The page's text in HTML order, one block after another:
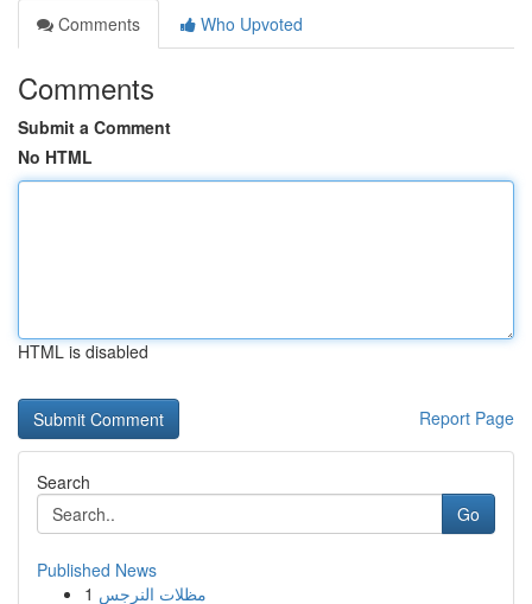
Comments
Who Upvoted
Comments
Submit a Comment
No HTML
HTML is disabled
Report Page
Search
Go
Published News
1 مظلات النرجس